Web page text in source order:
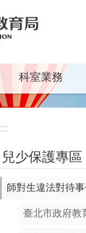
科室業務
:::
兒少保護專區
師對生違法對待
臺北市政府教